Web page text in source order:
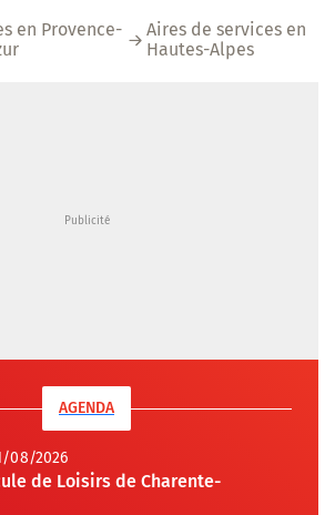
en Provence-
Aires de services en
Hautes-Alpes
AGENDA
08/2026
de Loisirs de Charente-